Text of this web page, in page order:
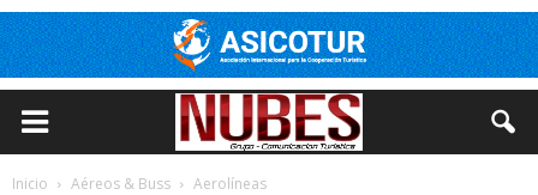
Inicio Aéreos & Buss Aerolíneas